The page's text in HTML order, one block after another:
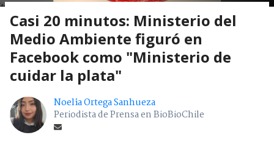
Casi 20 minutos: Ministerio del
Medio Ambiente figuró en
Facebook como "Ministerio de
cuidar la plata"
Noelia Ortega Sanhueza
Periodista de Prensa en BioBioChile